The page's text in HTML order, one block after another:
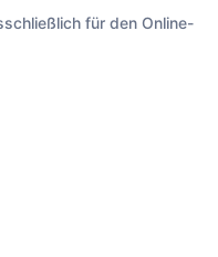
für den Online-